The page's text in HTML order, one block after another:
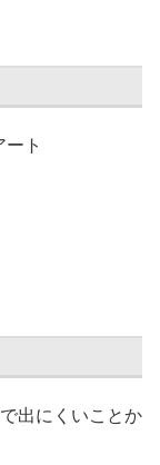
ト
出にくいことか